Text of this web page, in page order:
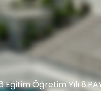
Öğretim Yılı